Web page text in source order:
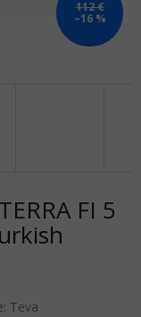
112 €
–16 %
FI 5
von 5 Sternen.
Teva